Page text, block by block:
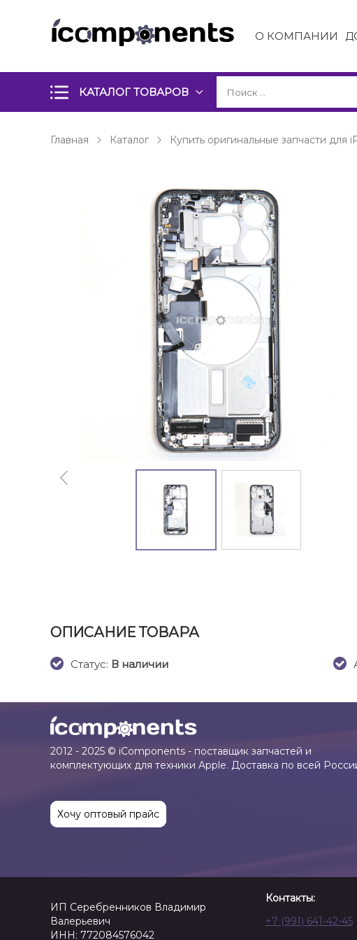
О КОМПАНИИ
КАТАЛОГ ТОВАРОВ
Главная Каталог Купить оригинальные запчасти для
ОПИСАНИЕ ТОВАРА
Cтатус: В наличии
2012 - 2025 © iComponents - поставщик запчастей и
комплектующих для техники Apple. Доставка по всей
Хочу оптовый прайс
ИП Серебренников Владимир
Валерьевич
ИНН: 772084576042
Контакты:
+7 (991) 641-42-45